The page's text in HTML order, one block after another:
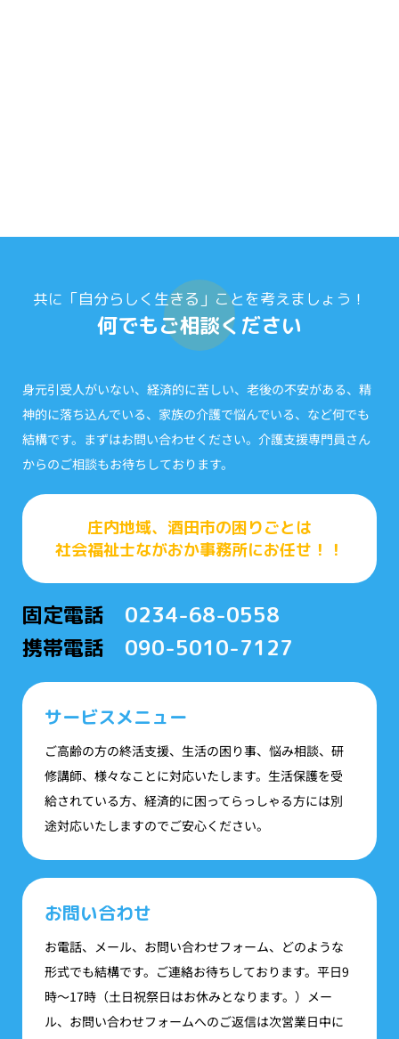
共に「自分らしく生きる」ことを考えましょう！
何でもご相談ください
身元引受人がいない、経済的に苦しい、老後の不安がある、精
神的に落ち込んでいる、家族の介護で悩んでいる、など何でも
結構です。まずはお問い合わせください。介護支援専門員さん
からのご相談もお待ちしております。
庄内地域、酒田市の困りごとは
社会福祉士ながおか事務所にお任せ！！
固定電話 0234-68-0558
携帯電話 090-5010-7127
サービスメニュー
ご高齢の方の終活支援、生活の困り事、悩み相談、研
修講師、様々なことに対応いたします。生活保護を受
給されている方、経済的に困ってらっしゃる方には別
途対応いたしますのでご安心ください。
お問い合わせ
お電話、メール、お問い合わせフォーム、どのような
形式でも結構です。ご連絡お待ちしております。平日9
時〜17時（土日祝祭日はお休みとなります。）メー
ル、お問い合わせフォームへのご返信は次営業日中に